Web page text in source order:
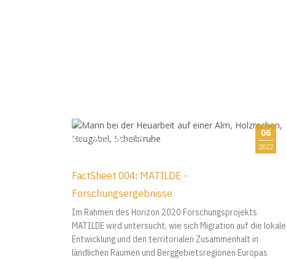
06
2022
FactSheet 004: MATILDE -
Forschungsergebnisse
Im Rahmen des Horizon 2020 Forschungsprojekts
MATILDE wird untersucht, wie sich Migration auf die lokale
Entwicklung und den territorialen Zusammenhalt in
ländlichen Räumen und Berggebietsregionen Europas